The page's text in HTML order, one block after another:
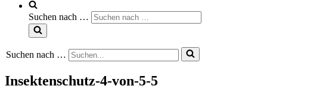
Suchen nach …
Suchen nach …
Insektenschutz-4-von-5-5